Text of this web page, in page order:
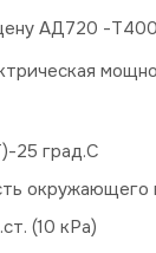
АД720 -
25 град.С
окружающего
(10 кРа)